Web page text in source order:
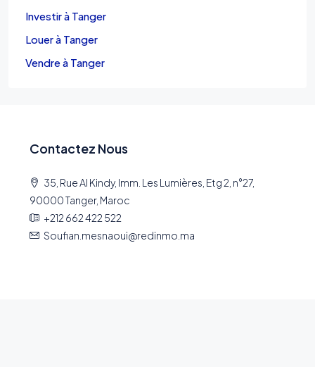
Investir à Tanger
Louer à Tanger
Vendre à Tanger
Contactez Nous
35, Rue Al Kindy, Imm. Les Lumières, Etg 2, n°27,
90000 Tanger, Maroc
+212 662 422 522
Soufian.mesnaoui@redinmo.ma